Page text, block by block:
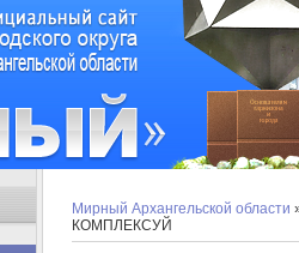
Мирный Архангельской области
КОМПЛЕКСУЙ